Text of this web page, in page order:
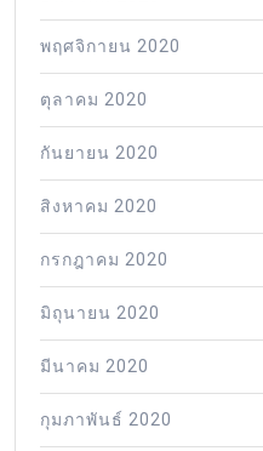
พฤศจิกายน 2020
ตุลาคม 2020
กันยายน 2020
สิงหาคม 2020
กรกฎาคม 2020
มิถุนายน 2020
มีนาคม 2020
กุมภาพันธ์ 2020